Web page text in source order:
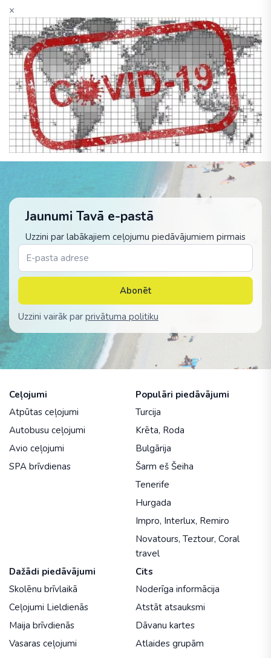
×
Jaunumi Tavā e-pastā
Uzzini par labākajiem ceļojumu piedāvājumiem pirmais
Abonēt
Uzzini vairāk par privātuma politiku
Ceļojumi
Atpūtas ceļojumi
Autobusu ceļojumi
Avio ceļojumi
SPA brīvdienas
Populāri piedāvājumi
Turcija
Krēta, Roda
Bulgārija
Šarm eš Šeiha
Tenerife
Hurgada
Impro, Interlux, Remiro
Novatours, Teztour, Coral
travel
Dažādi piedāvājumi
Skolēnu brīvlaikā
Ceļojumi Lieldienās
Maija brīvdienās
Vasaras ceļojumi
Cits
Noderīga informācija
Atstāt atsauksmi
Dāvanu kartes
Atlaides grupām